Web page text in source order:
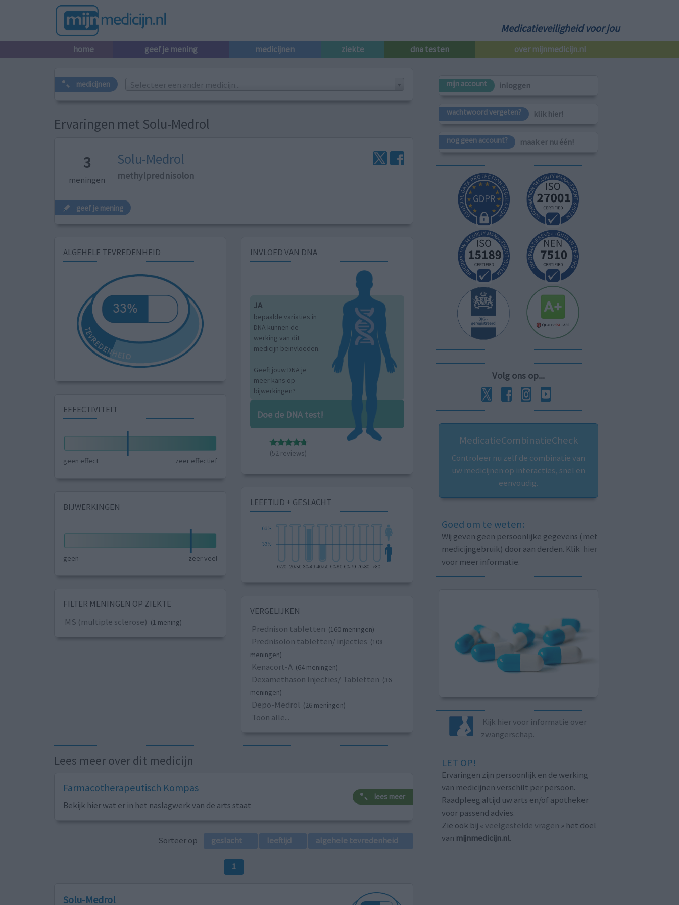
Medicatieveiligheid voor jou
home geef je mening medicijnen ziekte dna testen over mijnmedicijn.nl
medicijnen Selecteer een ander medicijn...
Ervaringen met Solu-Medrol
3
meningen
Solu-Medrol
methylprednisolon
geef je mening
ALGEHELE TEVREDENHEID
EFFECTIVITEIT
geen effect zeer effectief
BIJWERKINGEN
geen zeer veel
FILTER MENINGEN OP ZIEKTE
MS (multiple sclerose) (1 mening)
INVLOED VAN DNA
JA
bepaalde variaties in
DNA kunnen de
werking van dit
medicijn beïnvloeden.
Geeft jouw DNA je
meer kans op
bijwerkingen?
Doe de DNA test!
(52 reviews)
LEEFTIJD + GESLACHT
VERGELIJKEN
Prednison tabletten (160 meningen)
Prednisolon tabletten/ injecties (108
meningen)
Kenacort-A (64 meningen)
Dexamethason Injecties/ Tabletten (36
meningen)
Depo-Medrol (26 meningen)
Toon alle...
Lees meer over dit medicijn
Farmacotherapeutisch Kompas
Bekijk hier wat er in het naslagwerk van de arts staat
lees meer
Sorteer op geslacht leeftijd algehele tevredenheid
1
Solu-Medrol
mijn account inloggen
wachtwoord vergeten? klik hier!
nog geen account? maak er nu één!
Volg ons op...
MedicatieCombinatieCheck
Controleer nu zelf de combinatie van
uw medicijnen op interacties, snel en
eenvoudig.
Goed om te weten:
Wij geven geen persoonlijke gegevens (met
medicijngebruik) door aan derden. Klik hier
voor meer informatie.
Kijk hier voor informatie over
zwangerschap.
LET OP!
Ervaringen zijn persoonlijk en de werking
van medicijnen verschilt per persoon.
Raadpleeg altijd uw arts en/of apotheker
voor passend advies.
Zie ook bij « veelgestelde vragen » het doel
van mijnmedicijn.nl.